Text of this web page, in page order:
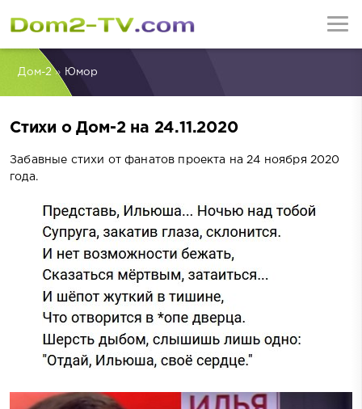
Дом-2» Юмор
Стихи о Дом-2 на 24.11.2020
Забавные стихи от фанатов проекта на 24 ноября 2020
года.